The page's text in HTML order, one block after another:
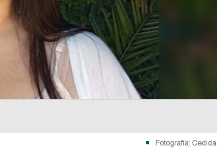
Fotografía: Cedida